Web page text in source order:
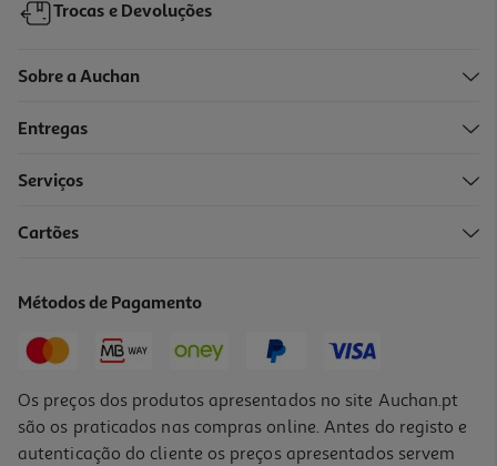
Trocas e Devoluções
Sobre a Auchan
Entregas
Serviços
Cartões
Métodos de Pagamento
Os preços dos produtos apresentados no site Auchan.pt
são os praticados nas compras online. Antes do registo e
autenticação do cliente os preços apresentados servem